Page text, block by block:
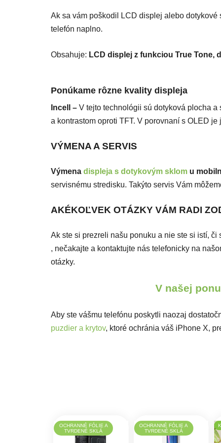
Ak sa vám poškodil LCD displej alebo
telefón naplno.
Obsahuje: LCD displej z funkciou True
Ponúkame rôzne kvality displeja
Incell – V tejto technológii sú dotyková plocha
a kontrastom oproti TFT. V porovnaní s OLED
VÝMENA A SERVIS
Výmena displeja s dotykovým sklom u
servisnému stredisku. Takýto servis Vám
AKÉKOĽVEK OTÁZKY VÁM RADI
Ak ste si prezreli našu ponuku a nie ste si istí,
, nečakajte a kontaktujte nás telefonicky na
otázky.
V našej
Aby ste vášmu telefónu poskytli naozaj
puzdier a krytov, ktoré ochránia váš iPhone X,
OCHRANNÉ FÓLIE A
TVRDENÉ SKLÁ
OCHRANNÉ FÓLIE A
TVRDENÉ SKLÁ